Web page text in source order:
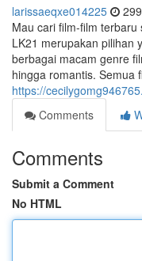
larissaeqxe014225
Mau cari film-film
LK21 merupakan pilihan
berbagai macam genre
hingga romantis. Semua
https://
Comments
Comments
Submit a Comment
No HTML